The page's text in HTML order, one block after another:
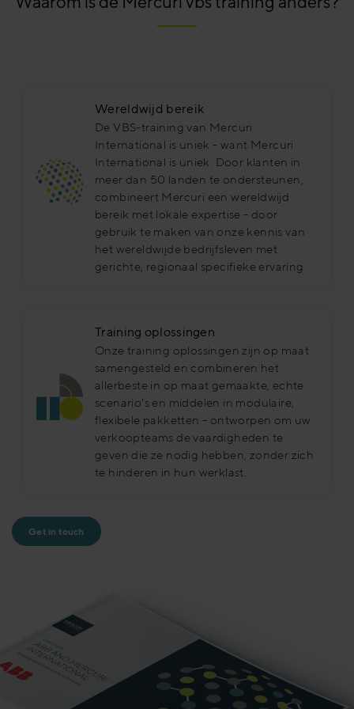
Wereldwijd bereik
De VBS-training van Mercuri
International is uniek - want Mercuri
International is uniek. Door klanten in
meer dan 50 landen te ondersteunen,
combineert Mercuri een wereldwijd
bereik met lokale expertise - door
gebruik te maken van onze kennis van
het wereldwijde bedrijfsleven met
gerichte, regionaal specifieke ervaring.
Training oplossingen
Onze training oplossingen zijn op maat
samengesteld en combineren het
allerbeste in op maat gemaakte, echte
scenario's en middelen in modulaire,
flexibele pakketten - ontworpen om uw
verkoopteams de vaardigheden te
geven die ze nodig hebben, zonder zich
te hinderen in hun werklast.
Get in touch